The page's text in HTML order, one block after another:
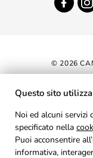
© 2026
Questo sito
Noi ed alcuni servizi
specificato nella
Puoi acconsentire
informativa,